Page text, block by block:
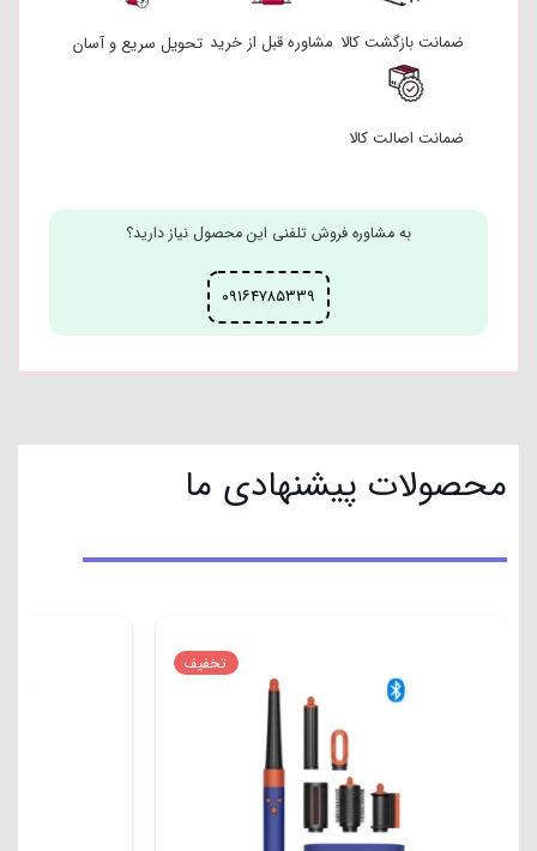
ضمانت بازگشت کالا مشاوره قبل از خرید تحویل سریع و آسان
ضمانت اصالت کالا
به مشاوره فروش تلفنی این محصول نیاز دارید؟
۰۹۱۶۴۷۸۵۳۳۹
محصولات پیشنهادی ما
تخفیف